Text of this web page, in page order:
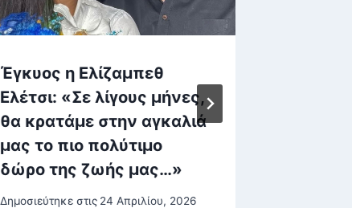
Έγκυος η Ελίζαμπεθ
Ελέτσι: «Σε λίγους μήνες,
θα κρατάμε στην αγκαλιά
μας το πιο πολύτιμο
δώρο της ζωής μας…»
Δημοσιεύτηκε στις 24 Απριλίου, 2026